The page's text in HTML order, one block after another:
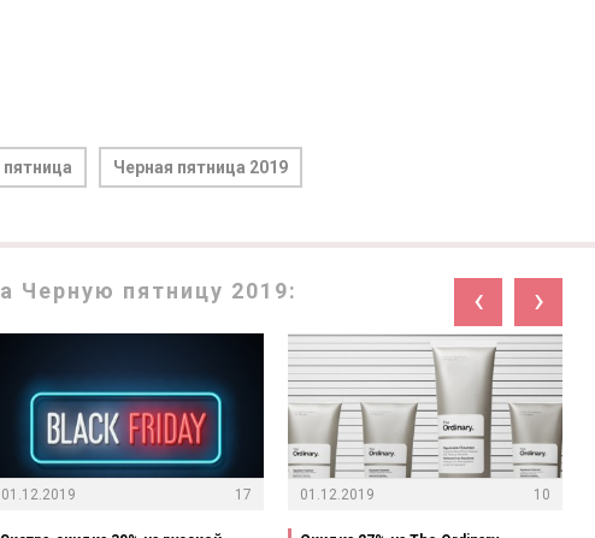
Черная пятница 2019
Черную пятницу 2019: ‹ ›
01.12.2019 17 01.12.2019 10